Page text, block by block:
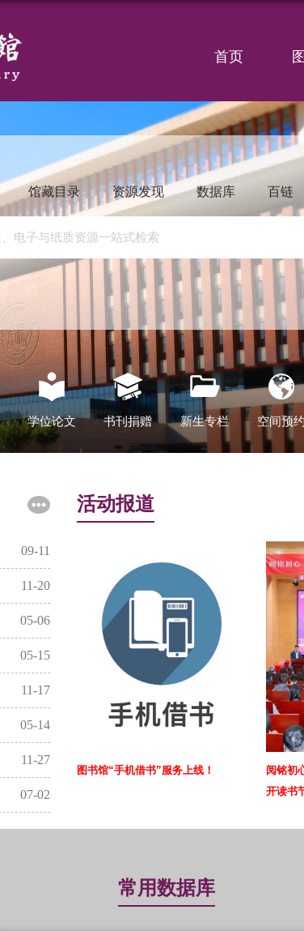
首页
馆藏目录 资源发现 数据库 百链
学位论文 书刊捐赠 新生专栏 空间预约
09-11
11-20
05-06
05-15
11-17
05-14
11-27
07-02
活动报道
图书馆“手机借书”服务上线！
阅铭初
开读书
常用数据库